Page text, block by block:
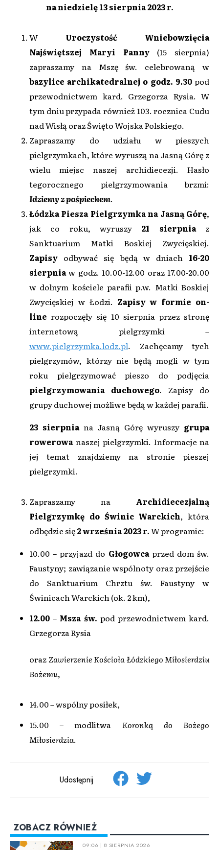
na niedzielę 13 sierpnia 2023 r.
W Uroczystość Wniebowzięcia
Najświętszej Maryi Panny(15 sierpnia)
zapraszamy na Mszę św. celebrowaną w
bazylice archikatedralnej o godz. 9.30 pod
przewodnictwem kard. Grzegorza Rysia. W
tym dniu przypada również 103. rocznica Cudu
nad Wisłą oraz Święto Wojska Polskiego.
Zapraszamy do udziału w pieszych
pielgrzymkach, które wyruszą na Jasną Górę z
wielu miejsc naszej archidiecezji. Hasło
tegorocznego pielgrzymowania brzmi:
Idziemy z pośpiechem.
Łódzka Piesza Pielgrzymka na Jasną Górę,
jak co roku, wyruszy 21 sierpnia z
Sanktuarium Matki Boskiej Zwycięskiej.
Zapisy odbywać się będą w dniach 16-20
sierpniaw godz. 10.00-12.00 oraz 17.00-20.00
w dolnym kościele parafii p.w. Matki Boskiej
Zwycięskiej w Łodzi. Zapisy w formie on-
line rozpoczęły się 10 sierpnia przez stronę
internetową pielgrzymki –
www.pielgrzymka.lodz.pl. Zachęcamy tych
pielgrzymów, którzy nie będą mogli w tym
roku pielgrzymować pieszo do podjęcia
pielgrzymowania duchowego. Zapisy do
grupy duchowej możliwe będą w każdej parafii.
23 sierpniana Jasną Górę wyruszy grupa
rowerowanaszej pielgrzymki. Informacje na
jej temat znajdziemy na stronie pieszej
pielgrzymki.
Zapraszamy na Archidiecezjalną
Pielgrzymkę do Świnic Warckich, która
odbędzie się2 września 2023 r.W programie:
10.00 – przyjazd do Głogowcaprzed dom św.
Faustyny; zawiązanie wspólnoty oraz przejście
do Sanktuarium Chrztu św. Faustyny w
Świnicach Warckich (ok. 2 km),
12.00 – Msza św. pod przewodnictwem kard.
Grzegorza Rysia
oraz Zawierzenie Kościoła Łódzkiego Miłosierdziu
Bożemu,
14.00 – wspólny posiłek,
15.00 – modlitwa Koronką do Bożego
Miłosierdzia.
Udostępnij
ZOBACZ RÓWNIEŻ
09:06 | 8 SIERPNIA 2026